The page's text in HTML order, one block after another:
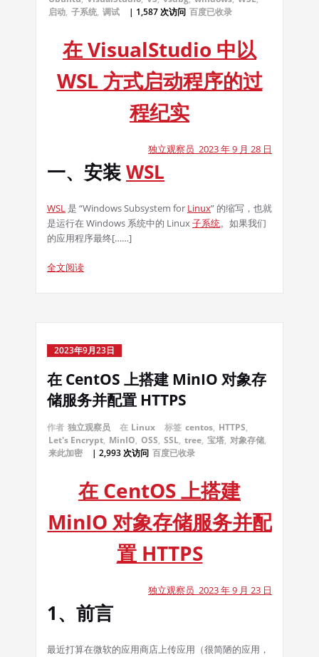
启动, 子系统, 调试 | 1,587 次访问 百度已收录
在 VisualStudio 中以
WSL 方式启动程序的过
程纪实
独立观察员 2023 年 9 月 28 日
一、安装 WSL
WSL 是 “Windows Subsystem for Linux” 的缩写，也就
是运行在 Windows 系统中的 Linux子系统。如果我们
的应用程序最终[……]
全文阅读
2023年9月23日
在 CentOS 上搭建 MinIO 对象存
储服务并配置 HTTPS
作者 独立观察员 在 Linux 标签 centos, HTTPS,
Let's Encrypt, MinIO, OSS, SSL, tree, 宝塔, 对象存储,
来此加密
| 2,993 次访问 百度已收录
在 CentOS 上搭建
MinIO 对象存储服务并配
置 HTTPS
独立观察员 2023 年 9 月 23 日
1、前言
最近打算在微软的应用商店上传应用（很简陋的应用，